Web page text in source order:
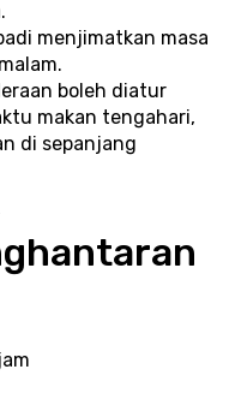
menjimatkan masa
boleh diatur
makan tengahari,
di sepanjang